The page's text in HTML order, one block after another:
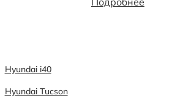
Hyundai i40
Hyundai Tucson